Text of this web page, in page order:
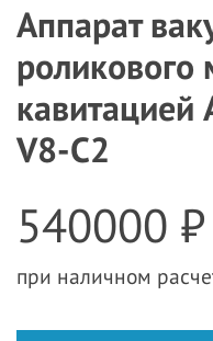
Аппарат
роликового
кавитацией
V8-C2
540000 ₽
при наличном